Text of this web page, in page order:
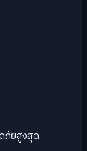
ภัยสูงสุด